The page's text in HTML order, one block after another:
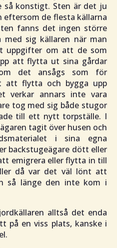
så konstigt. Sten är det ju
de flesta källarna
fanns det ingen större
sig källaren när man
uppgifter om att de som
att flytta ut sina gårdar
det ansågs som för
att flytta och bygga upp
verkar annars inte vara
tog med sig både stugor
till ett nytt torpställe. I
tagit över husen och
i sina egna
backstugeägare dött eller
emigrera eller flytta in till
då var det väl lönt att
så länge den inte kom i
alltså det enda
på en viss plats, kanske i